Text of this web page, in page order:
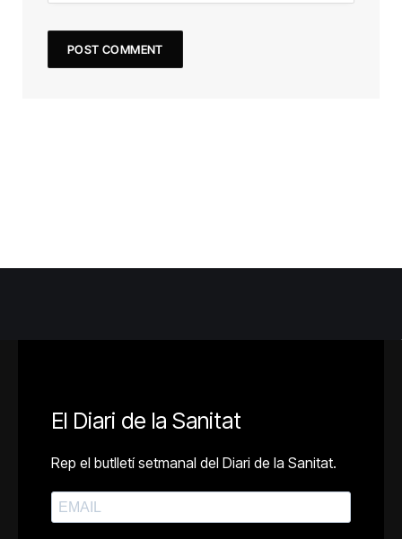
El Diari de la Sanitat
Rep el butlletí setmanal del Diari de la Sanitat.